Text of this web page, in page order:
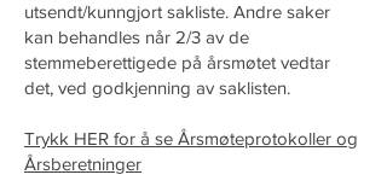
utsendt/kunngjort sakliste. Andre saker
kan behandles når 2/3 av de
stemmeberettigede på årsmøtet vedtar
det, ved godkjenning av saklisten.
Trykk HER for å se Årsmøteprotokoller og
Årsberetninger